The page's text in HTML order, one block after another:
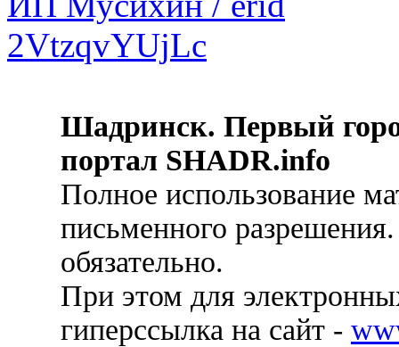
Шадринск. Первый
портал SHADR.info
Полное использование
письменного
обязательно.
При этом для
гиперссылка на сайт -